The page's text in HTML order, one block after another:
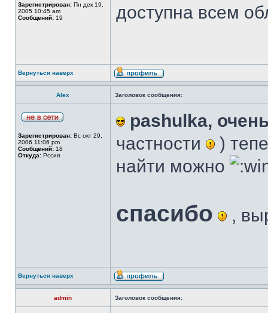
Зарегистрирован: Пн дек 19,
2005 10:45 am
Сообщений: 19
доступна всем
Вернуться наверх
Аlex Заголовок сообщения:
Зарегистрирован: Вс окт 29,
2006 11:06 pm
Сообщений: 18
Откуда: Рссия
pashulka,
частности
)
найти можно
спасибо ,
Вернуться наверх
admin Заголовок сообщения: